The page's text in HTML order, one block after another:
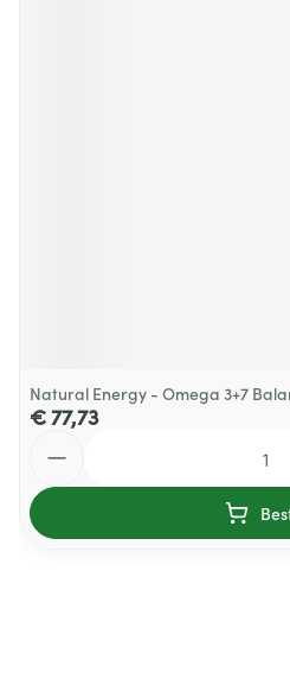
Natural Energy - Omega 3+7
€ 77,73